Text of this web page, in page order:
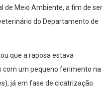
de Meio Ambiente, a fim de ser
do Departamento de
que a raposa estava
com um pequeno ferimento na
já em fase de cicatrização.